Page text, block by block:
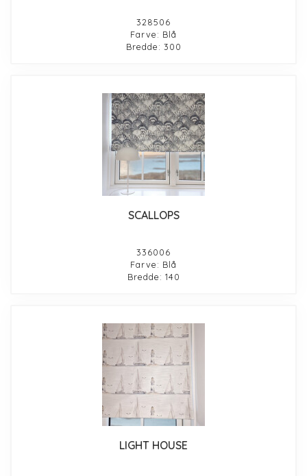
328506
Farve: Blå
Bredde: 300
SCALLOPS
336006
Farve: Blå
Bredde: 140
LIGHT HOUSE